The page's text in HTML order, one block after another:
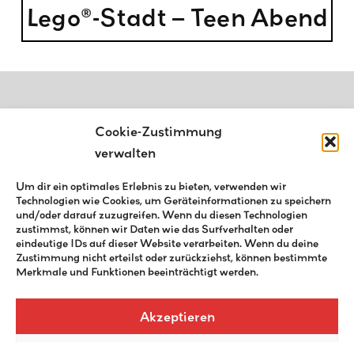
Cookie-Zustimmung
verwalten
Um dir ein optimales Erlebnis zu bieten, verwenden wir
Technologien wie Cookies, um Geräteinformationen zu speichern
und/oder darauf zuzugreifen. Wenn du diesen Technologien
zustimmst, können wir Daten wie das Surfverhalten oder
eindeutige IDs auf dieser Website verarbeiten. Wenn du deine
Zustimmung nicht erteilst oder zurückziehst, können bestimmte
Merkmale und Funktionen beeinträchtigt werden.
Akzeptieren
Lego®-Stadt – Teen Abend
Website